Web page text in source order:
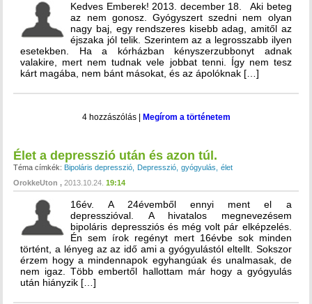
Kedves Emberek! 2013. december 18. Aki beteg
az nem gonosz. Gyógyszert szedni nem olyan
nagy baj, egy rendszeres kisebb adag, amitől az
éjszaka jól telik. Szerintem az a legrosszabb ilyen
esetekben. Ha a kórházban kényszerzubbonyt adnak
valakire, mert nem tudnak vele jobbat tenni. Így nem tesz
kárt magába, nem bánt másokat, és az ápolóknak […]
4 hozzászólás| Megírom a történetem
Élet a depresszió után és azon túl.
Téma címkék: Bipoláris depresszió Depresszió gyógyulás
élet
OrokkeUton
2013.10.24. 19:14
16év. A 24évemből ennyi ment el a
depresszióval. A hivatalos megnevezésem
bipoláris depressziós és még volt pár elképzelés.
Én sem írok regényt mert 16évbe sok minden
történt, a lényeg az az idő ami a gyógyulástól eltellt. Sokszor
érzem hogy a mindennapok egyhangúak és unalmasak, de
nem igaz. Több embertől hallottam már hogy a gyógyulás
után hiányzik […]